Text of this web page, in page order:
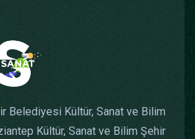
Belediyesi Kültür, Sanat ve Bilim
Kültür, Sanat ve Bilim Şehir